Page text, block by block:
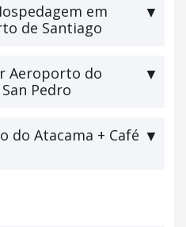
em
de Santiago
▼
Aeroporto do
Pedro
▼
do Atacama + Café ▼